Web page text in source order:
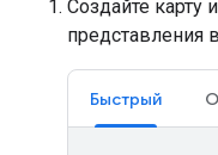
Создайте карту
представления в
Быстрый